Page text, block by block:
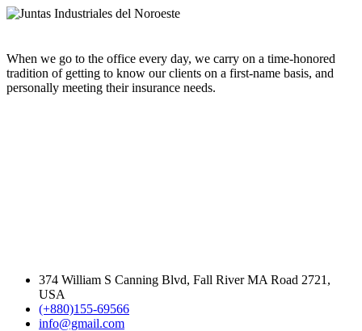
When we go to the office every day, we carry on a time-honored
tradition of getting to know our clients on a first-name basis, and
personally meeting their insurance needs.
374 William S Canning Blvd, Fall River MA Road 2721,
USA
(+880)155-69566
info@gmail.com